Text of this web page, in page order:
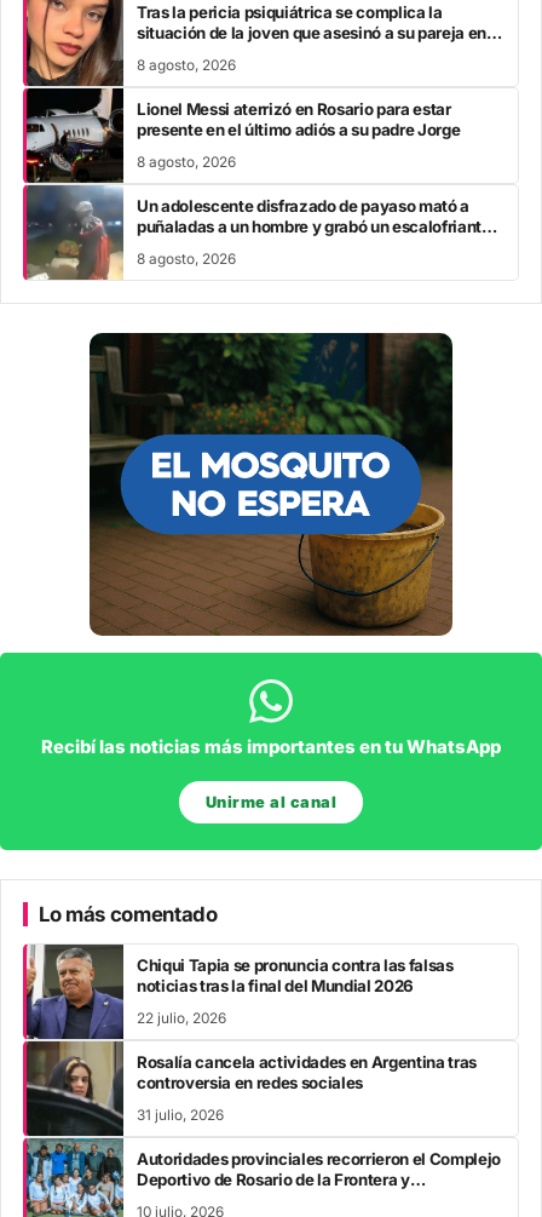
Tras la pericia psiquiátrica se complica la
situación de la joven que asesinó a su pareja en el
8 agosto, 2026
Lionel Messi aterrizó en Rosario para estar
presente en el último adiós a su padre Jorge
8 agosto, 2026
Un adolescente disfrazado de payaso mató a
puñaladas a un hombre y grabó un escalofriante
8 agosto, 2026
Recibí las noticias más importantes en tu WhatsApp
Unirme al canal
Lo más comentado
Chiqui Tapia se pronuncia contra las falsas
noticias tras la final del Mundial 2026
22 julio, 2026
Rosalía cancela actividades en Argentina tras
controversia en redes sociales
31 julio, 2026
Autoridades provinciales recorrieron el Complejo
Deportivo de Rosario de la Frontera y
10 julio, 2026